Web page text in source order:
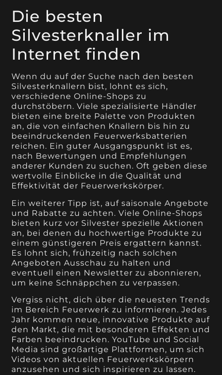
Die besten
Silvesterknaller im
Internet finden
Wenn du auf der Suche nach den besten
Silvesterknallern bist, lohnt es sich,
verschiedene Online-Shops zu
durchstöbern. Viele spezialisierte Händler
bieten eine breite Palette von Produkten
an, die von einfachen Knallern bis hin zu
beeindruckenden Feuerwerksbatterien
reichen. Ein guter Ausgangspunkt ist es,
nach Bewertungen und Empfehlungen
anderer Kunden zu suchen. Oft geben diese
wertvolle Einblicke in die Qualität und
Effektivität der Feuerwerkskörper.
Ein weiterer Tipp ist, auf saisonale Angebote
und Rabatte zu achten. Viele Online-Shops
bieten kurz vor Silvester spezielle Aktionen
an, bei denen du hochwertige Produkte zu
einem günstigeren Preis ergattern kannst.
Es lohnt sich, frühzeitig nach solchen
Angeboten Ausschau zu halten und
eventuell einen Newsletter zu abonnieren,
um keine Schnäppchen zu verpassen.
Vergiss nicht, dich über die neuesten Trends
im Bereich Feuerwerk zu informieren. Jedes
Jahr kommen neue, innovative Produkte auf
den Markt, die mit besonderen Effekten und
Farben beeindrucken. YouTube und Social
Media sind großartige Plattformen, um sich
Videos von aktuellen Feuerwerkskörpern
anzusehen und sich inspirieren zu lassen.